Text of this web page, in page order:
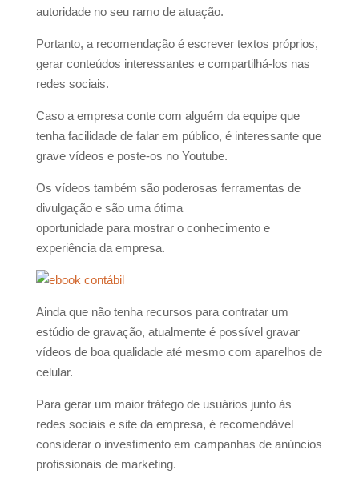
autoridade no seu ramo de atuação.
Portanto, a recomendação é escrever textos próprios,
gerar conteúdos interessantes e compartilhá-los nas
redes sociais.
Caso a empresa conte com alguém da equipe que
tenha facilidade de falar em público, é interessante que
grave vídeos e poste-os no Youtube.
Os vídeos também são poderosas ferramentas de
divulgação e são uma ótima
oportunidade para mostrar o conhecimento e
experiência da empresa.
Ainda que não tenha recursos para contratar um
estúdio de gravação, atualmente é possível gravar
vídeos de boa qualidade até mesmo com aparelhos de
celular.
Para gerar um maior tráfego de usuários junto às
redes sociais e site da empresa, é recomendável
considerar o investimento em campanhas de anúncios
profissionais de marketing.